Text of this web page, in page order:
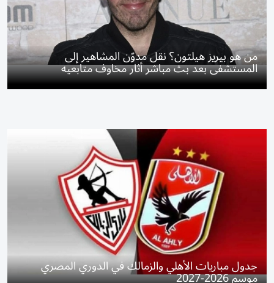
من هو بيريز هيلتون؟ نقل مدوّن المشاهير إلى
المستشفى بعد بث مباشر أثار مخاوف متابعيه
جدول مباريات الأهلي والزمالك في الدوري المصري
موسم 2026-2027